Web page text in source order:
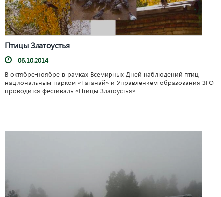
Птицы Златоустья
06.10.2014
В октябре-ноябре в рамках Всемирных Дней наблюдений птиц
национальным парком «Таганай» и Управлением образования ЗГО
проводится фестиваль «Птицы Златоустья»